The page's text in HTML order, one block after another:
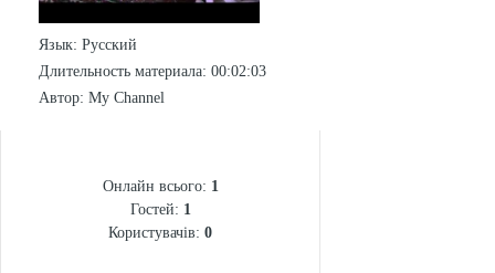
Язык: Русский
Длительность материала: 00:02:03
Автор: My Channel
Онлайн всього: 1
Гостей: 1
Користувачів: 0